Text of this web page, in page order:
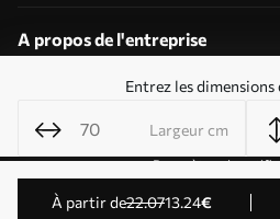
Entrez les
Largeur cm
à partir de22.0713.24€
A propos de l'entreprise
Modifier les autorisations
Paramètres de
© 2011-2026 Uwalls . Tous